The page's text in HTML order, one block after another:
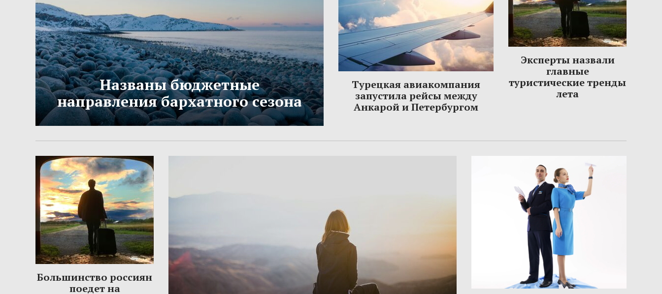
Названы бюджетные
направления бархатного сезона
Турецкая авиакомпания
запустила рейсы между
Анкарой и Петербургом
Эксперты назвали
главные
туристические тренды
лета
Большинство россиян
поедет на